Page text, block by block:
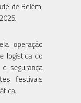
de Belém,
operação
logística do
segurança
festivais